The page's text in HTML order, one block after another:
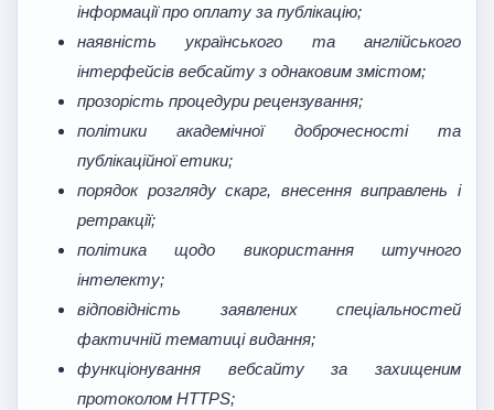
інформації про оплату за публікацію;
наявність українського та англійського
інтерфейсів вебсайту з однаковим змістом;
прозорість процедури рецензування;
політики академічної доброчесності та
публікаційної етики;
порядок розгляду скарг, внесення виправлень і
ретракції;
політика щодо використання штучного
інтелекту;
відповідність заявлених спеціальностей
фактичній тематиці видання;
функціонування вебсайту за захищеним
протоколом HTTPS;